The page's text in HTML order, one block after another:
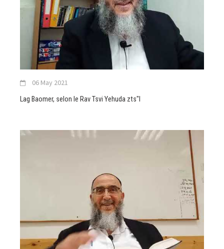
06 May 2021
Lag Baomer, selon le Rav Tsvi Yehuda zts"l